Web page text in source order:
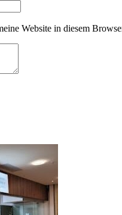
Website in diesem